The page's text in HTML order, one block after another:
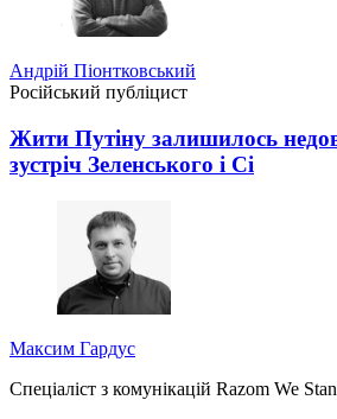
Андрій Піонтковський
Російський публіцист
Жити Путіну залишилось
зустріч Зеленського і Сі
Максим Гардус
Спеціаліст з комунікацій Razom We